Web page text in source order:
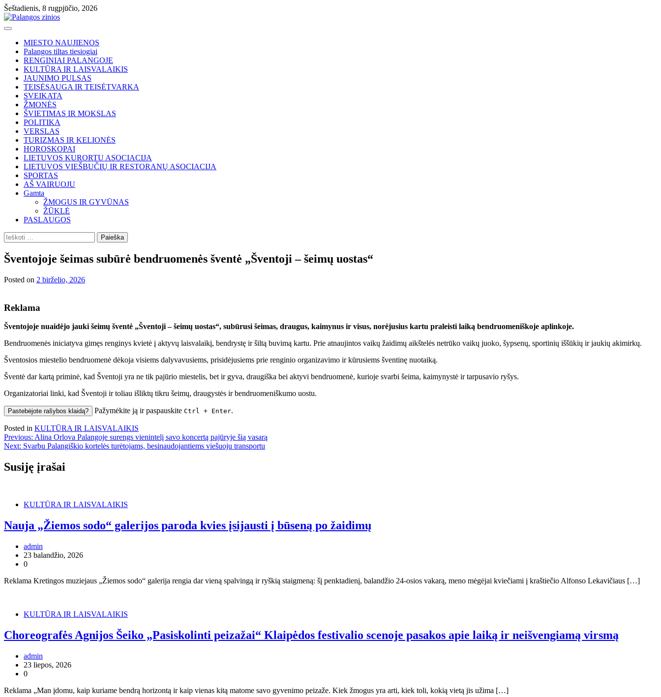
Skip
to
content
Šeštadienis, 8 rugpjūčio, 2026
MIESTO NAUJIENOS
Palangos tiltas tiesiogiai
RENGINIAI PALANGOJE
KULTŪRA IR LAISVALAIKIS
JAUNIMO PULSAS
TEISĖSAUGA IR TEISĖTVARKA
SVEIKATA
ŽMONĖS
ŠVIETIMAS IR MOKSLAS
POLITIKA
VERSLAS
TURIZMAS IR KELIONĖS
HOROSKOPAI
LIETUVOS KURORTU ASOCIACIJA
LIETUVOS VIEŠBUČIŲ IR RESTORANŲ ASOCIACIJA
SPORTAS
AŠ VAIRUOJU
Gamta
ŽMOGUS IR GYVŪNAS
ŽŪKLĖ
PASLAUGOS
Ieškoti:
Šventojoje šeimas subūrė bendruomenės šventė „Šventoji – šeimų uostas“
Posted on 2 birželio, 2026
Reklama
Šventojoje nuaidėjo jauki šeimų šventė „Šventoji – šeimų uostas“, subūrusi šeimas, draugus, kaimynus ir visus, norėjusius kartu praleisti laiką bendruomeniškoje aplinkoje.
Bendruomenės iniciatyva gimęs renginys kvietė į aktyvų laisvalaikį, bendrystę ir šiltą buvimą kartu. Prie atnaujintos vaikų žaidimų aikštelės netrūko vaikų juoko, šypsenų, sportinių iššūkių ir jaukių akimirkų.
Šventosios miestelio bendruomenė dėkoja visiems dalyvavusiems, prisidėjusiems prie renginio organizavimo ir kūrusiems šventinę nuotaiką.
Šventė dar kartą priminė, kad Šventoji yra ne tik pajūrio miestelis, bet ir gyva, draugiška bei aktyvi bendruomenė, kurioje svarbi šeima, kaimynystė ir tarpusavio ryšys.
Organizatoriai linki, kad Šventoji ir toliau išliktų tikru šeimų, draugystės ir bendruomeniškumo uostu.
Pastebėjote rašybos klaidą? Pažymėkite ją ir paspauskite Ctrl + Enter.
Posted in KULTŪRA IR LAISVALAIKIS
Navigacija
tarp
įrašų
Previous: Alina Orlova Palangoje surengs vienintelį savo koncertą pajūryje šią vasarą
Next: Svarbu Palangiškio kortelės turėtojams, besinaudojantiems viešuoju transportu
Susiję įrašai
KULTŪRA IR LAISVALAIKIS
Nauja „Žiemos sodo“ galerijos paroda kvies įsijausti į būseną po žaidimų
admin
23 balandžio, 2026
0
Reklama Kretingos muziejaus „Žiemos sodo“ galerija rengia dar vieną spalvingą ir ryškią staigmeną: šį penktadienį, balandžio 24-osios vakarą, meno mėgėjai kviečiami į kraštiečio Alfonso Lekavičiaus […]
KULTŪRA IR LAISVALAIKIS
Choreografės Agnijos Šeiko „Pasiskolinti peizažai“ Klaipėdos festivalio scenoje pasakos apie laiką ir neišvengiamą virsmą
admin
23 liepos, 2026
0
Reklama „Man įdomu, kaip kuriame bendrą horizontą ir kaip vienas kitą matome savo gyvenimo peizaže. Kiek žmogus yra arti, kiek toli, kokią vietą jis užima […]